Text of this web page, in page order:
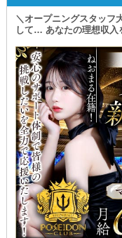
＼オープニングスタッフ
して… あなたの理想収入